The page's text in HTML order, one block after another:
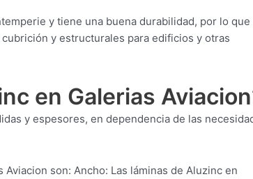
y tiene una buena durabilidad, por lo que
y estructurales para edificios y otras
en Galerias
y espesores, en dependencia de las
son: Ancho: Las láminas de Aluzinc en